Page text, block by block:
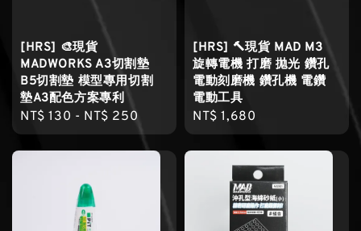
[HRS] 🎨現貨
MADWORKS A3切割墊
B5切割墊 模型專用切割
墊A3配色方案專利
Regular
price
NT$ 130 - NT$ 250
[HRS] 🔨現貨 MAD M3
旋轉電機 打磨 拋光 鑽孔
電動刻磨機 鑽孔機 電鑽
電動工具
Regular
price
NT$ 1,680